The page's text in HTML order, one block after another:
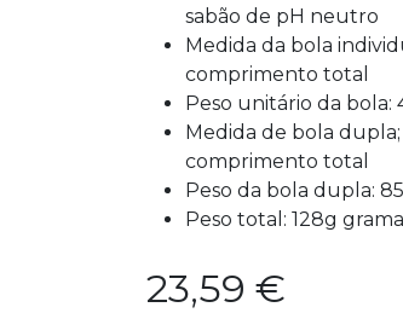
sabão de pH neutro
Medida da bola
comprimento total
Peso unitário da bola:
Medida de bola
comprimento total
Peso da bola dupla:
Peso total: 128g
23,59 €